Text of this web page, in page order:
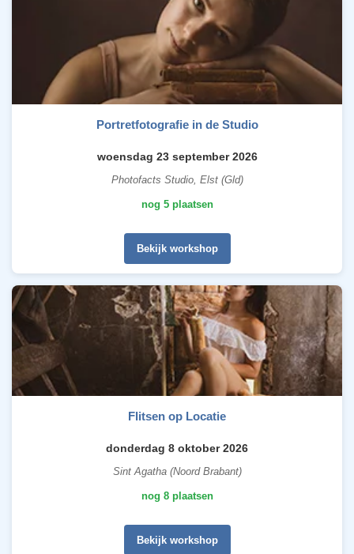
Portretfotografie in de Studio
woensdag 23 september 2026
Photofacts Studio, Elst (Gld)
nog 5 plaatsen
Bekijk workshop
Flitsen op Locatie
donderdag 8 oktober 2026
Sint Agatha (Noord Brabant)
nog 8 plaatsen
Bekijk workshop